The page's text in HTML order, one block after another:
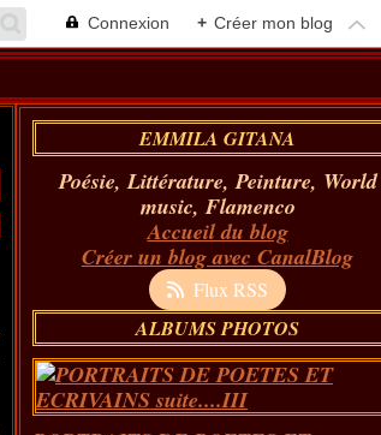
Connexion + Créer mon blog
EMMILA GITANA
Poésie, Littérature, Peinture, World
music, Flamenco
Accueil du blog
Créer un blog avec CanalBlog
Flux RSS
ALBUMS PHOTOS